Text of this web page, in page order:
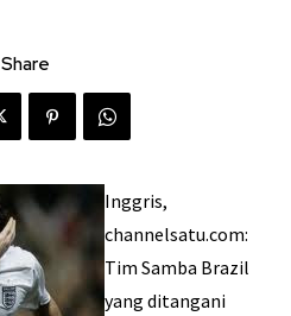
Share
Inggris,
channelsatu.com:
Tim Samba Brazil
yang ditangani